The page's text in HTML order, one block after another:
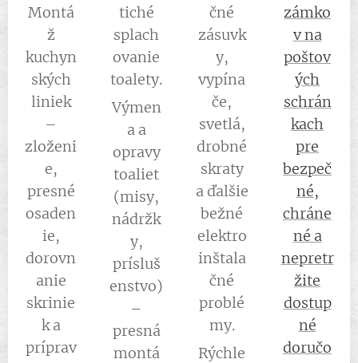
Montá
ž
kuchyn
ských
liniek
–
zloženi
e,
presné
osaden
ie,
dorovn
anie
skrinie
k a
príprav
tiché
splach
ovanie
toalety.
Výmen
a a
opravy
toaliet
(misy,
nádržk
y,
prísluš
enstvo)
–
presná
montá
čné
zásuvk
y,
vypína
če,
svetlá,
drobné
skraty
a ďalšie
bežné
elektro
inštala
čné
problé
my.
Rýchle
zámko
v na
poštov
ých
schrán
kach
pre
bezpeč
né,
chráne
né a
nepretr
žite
dostup
né
doručo